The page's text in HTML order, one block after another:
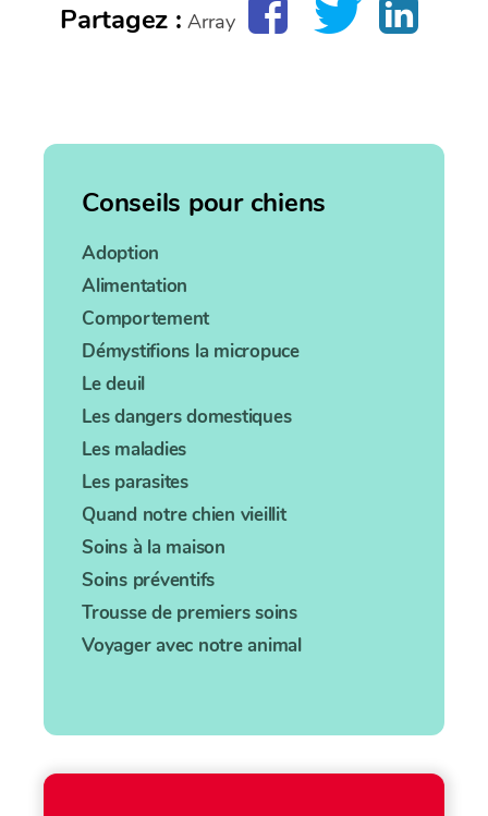
Partagez : Array
Conseils pour chiens
Adoption
Alimentation
Comportement
Démystifions la micropuce
Le deuil
Les dangers domestiques
Les maladies
Les parasites
Quand notre chien vieillit
Soins à la maison
Soins préventifs
Trousse de premiers soins
Voyager avec notre animal